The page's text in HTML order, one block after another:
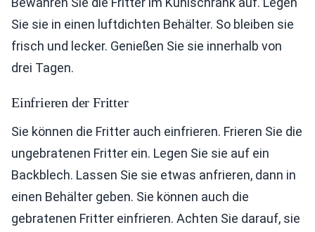
Sie sie in einen luftdichten Behälter. So bleiben sie
frisch und lecker. Genießen Sie sie innerhalb von
drei Tagen.
Einfrieren der Fritter
Sie können die Fritter auch einfrieren. Frieren Sie die
ungebratenen Fritter ein. Legen Sie sie auf ein
Backblech. Lassen Sie sie etwas anfrieren, dann in
einen Behälter geben. Sie können auch die
gebratenen Fritter einfrieren. Achten Sie darauf, sie